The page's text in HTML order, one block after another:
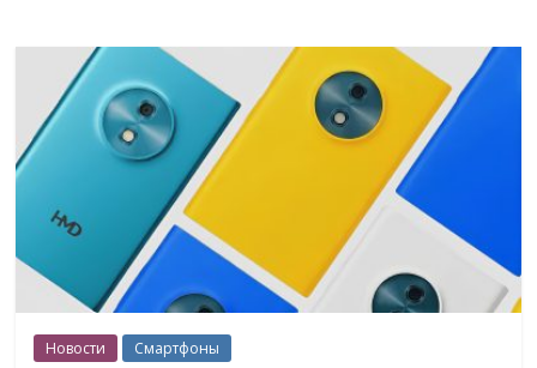
Новости Смартфоны